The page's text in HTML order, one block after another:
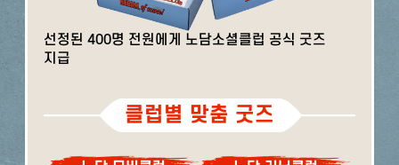
선정된 400명 전원에게 노담소셜클럽 공식 굿즈
지급
클럽별 맞춤 굿즈